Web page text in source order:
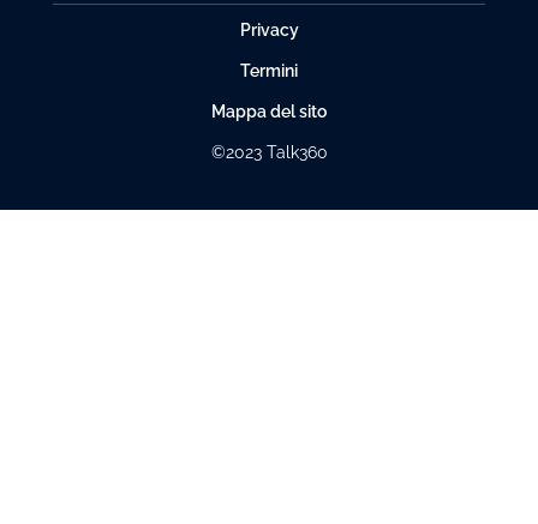
Privacy
Termini
Mappa del sito
©2023 Talk360